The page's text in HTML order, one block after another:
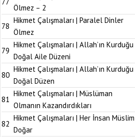
Ölmez – 2
78
Hikmet Çalışmaları | Paralel Dinler
Ölmez
79
Hikmet Çalışmaları | Allah’ın Kurduğu
Doğal Aile Düzeni
80
Hikmet Çalışmaları | Allah’ın Kurduğu
Doğal Düzen
81
Hikmet Çalışmaları | Müslüman
Olmanın Kazandırdıkları
82
Hikmet Çalışmaları | Her İnsan Müslim
Doğar